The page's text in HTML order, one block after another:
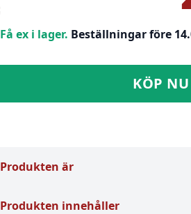
Få ex i lager. Beställningar före
KÖP NU
Produkten är
Produkten innehåller